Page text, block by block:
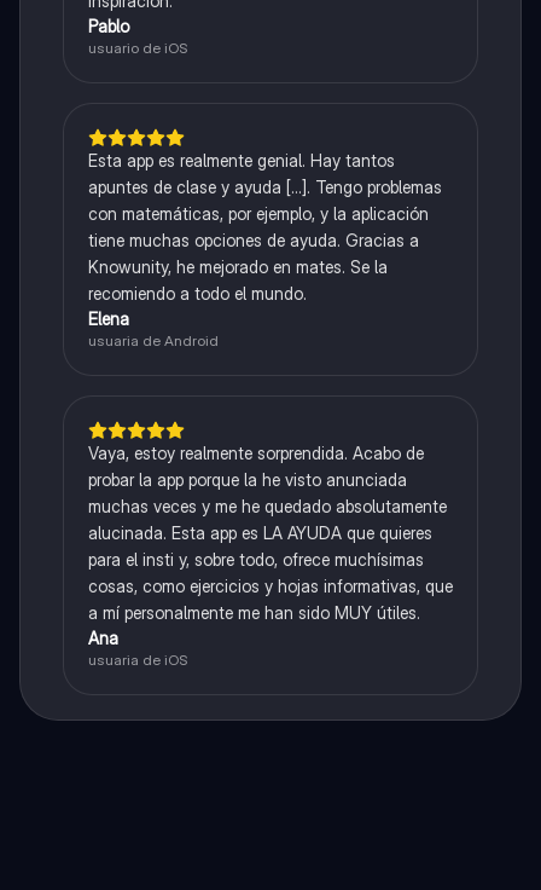
Pablo
usuario de iOS
Esta app es realmente genial. Hay tantos
apuntes de clase y ayuda [...]. Tengo problemas
con matemáticas, por ejemplo, y la aplicación
tiene muchas opciones de ayuda. Gracias a
Knowunity, he mejorado en mates. Se la
recomiendo a todo el mundo.
Elena
usuaria de Android
Vaya, estoy realmente sorprendida. Acabo de
probar la app porque la he visto anunciada
muchas veces y me he quedado absolutamente
alucinada. Esta app es LA AYUDA que quieres
para el insti y, sobre todo, ofrece muchísimas
cosas, como ejercicios y hojas informativas, que
a mí personalmente me han sido MUY útiles.
Ana
usuaria de iOS